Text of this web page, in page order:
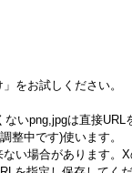
をお試しください。
いpng,jpgは直接
整中です)使います。
い場合があります。